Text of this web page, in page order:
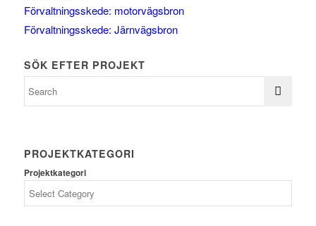
Förvaltningsskede: motorvägsbron
Förvaltningsskede: Järnvägsbron
SÖK EFTER PROJEKT
PROJEKTKATEGORI
Projektkategori